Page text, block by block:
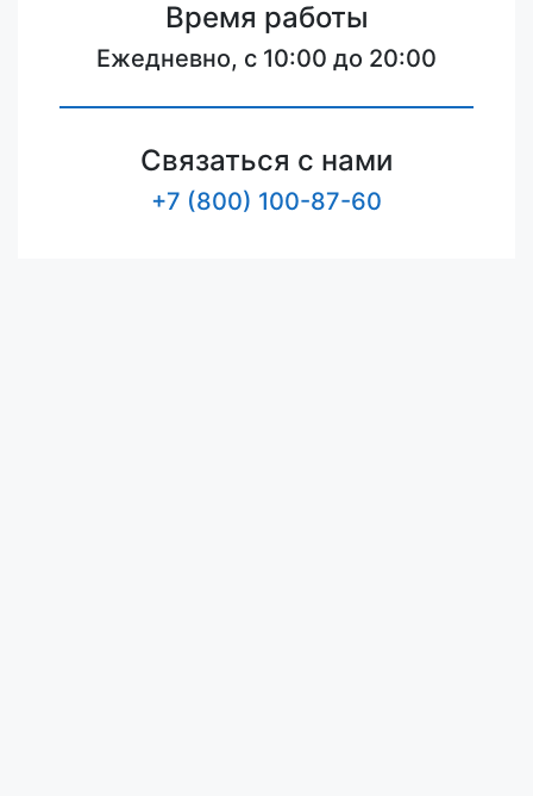
Время работы
Ежедневно, с 10:00 до 20:00
Связаться с нами
+7 (800) 100-87-60